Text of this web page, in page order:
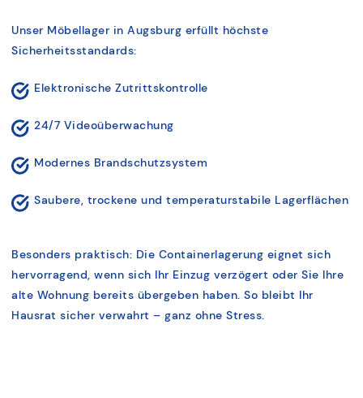
Unser Möbellager in Augsburg erfüllt höchste
Sicherheitsstandards:
Elektronische Zutrittskontrolle
24/7 Videoüberwachung
Modernes Brandschutzsystem
Saubere, trockene und temperaturstabile Lagerflächen
Besonders praktisch: Die Containerlagerung eignet sich
hervorragend, wenn sich Ihr Einzug verzögert oder Sie Ihre
alte Wohnung bereits übergeben haben. So bleibt Ihr
Hausrat sicher verwahrt – ganz ohne Stress.